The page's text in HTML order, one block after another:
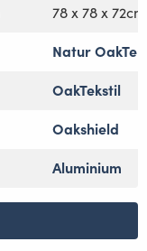
78 x 78 x 72cm
Natur
OakTekstil
Oakshield
Aluminium